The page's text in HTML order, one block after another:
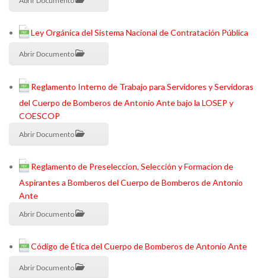
Ley Orgánica del Sistema Nacional de Contratación Pública
Abrir Documento
Reglamento Interno de Trabajo para Servidores y Servidoras
del Cuerpo de Bomberos de Antonio Ante bajo la LOSEP y
COESCOP
Abrir Documento
Reglamento de Preseleccion, Selección y Formacion de
Aspirantes a Bomberos del Cuerpo de Bomberos de Antonio
Ante
Abrir Documento
Código de Ética del Cuerpo de Bomberos de Antonio Ante
Abrir Documento